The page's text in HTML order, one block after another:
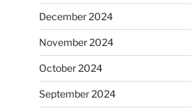
December 2024
November 2024
October 2024
September 2024